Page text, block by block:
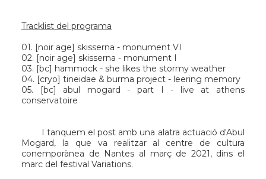
Tracklist del programa
01. [noir age] skisserna - monument VI
02. [noir age] skisserna - monument I
03. [bc] hammock - she likes the stormy weather
04. [cryo] tineidae & burma project - leering memory
05. [bc] abul mogard - part I - live at athens
conservatoire
I tanquem el post amb una alatra actuació d'Abul
Mogard, la que va realitzar al centre de cultura
conemporànea de Nantes al març de 2021, dins el
marc del festival Variations.